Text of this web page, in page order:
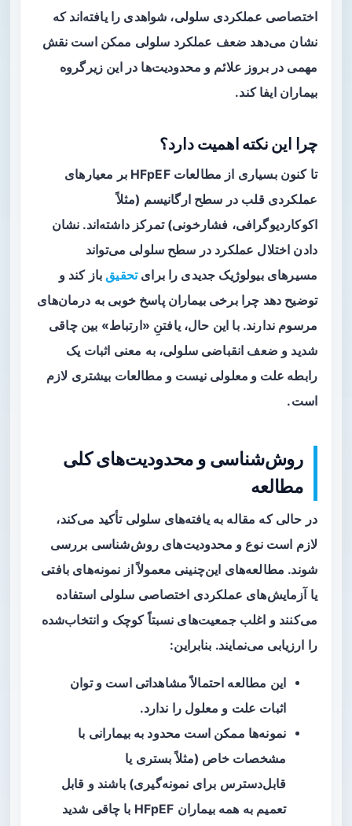
اختصاصی عملکردی سلولی، شواهدی را یافته‌اند که
نشان می‌دهد ضعف عملکرد سلولی ممکن است نقش
مهمی در بروز علائم و محدودیت‌ها در این زیرگروه
بیماران ایفا کند.
چرا این نکته اهمیت دارد؟
تا کنون بسیاری از مطالعات HFpEF بر معیارهای
عملکردی قلب در سطح ارگانیسم (مثلاً
اکوکاردیوگرافی، فشارخونی) تمرکز داشته‌اند. نشان
دادن اختلال عملکرد در سطح سلولی می‌تواند
مسیرهای بیولوژیک جدیدی را برایتحقیق باز کند و
توضیح دهد چرا برخی بیماران پاسخ خوبی به درمان‌های
مرسوم ندارند. با این حال، یافتنِ «ارتباط» بین چاقی
شدید و ضعف انقباضی سلولی، به معنی اثبات یک
رابطه علت و معلولی نیست و مطالعات بیشتری لازم
است.
روش‌شناسی و محدودیت‌های کلی
مطالعه
در حالی که مقاله به یافته‌های سلولی تأکید می‌کند،
لازم است نوع و محدودیت‌های روش‌شناسی بررسی
شوند. مطالعه‌های این‌چنینی معمولاً از نمونه‌های بافتی
یا آزمایش‌های عملکردی اختصاصی سلولی استفاده
می‌کنند و اغلب جمعیت‌های نسبتاً کوچک و انتخاب‌شده
را ارزیابی می‌نمایند. بنابراین:
این مطالعه احتمالاًمشاهداتی است و توان
اثبات علت و معلول را ندارد.
نمونه‌ها ممکن است محدود به بیمارانی با
مشخصات خاص (مثلاً بستری یا
قابل‌دسترس برای نمونه‌گیری) باشند و قابل
تعمیم به همه بیماران HFpEF با چاقی شدید